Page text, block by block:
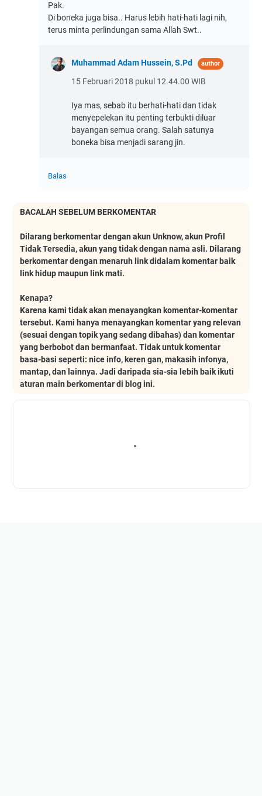
Pak.
Di boneka juga bisa.. Harus lebih hati-hati lagi nih,
terus minta perlindungan sama Allah Swt..
Muhammad Adam Hussein, S.Pd
15 Februari 2018 pukul 12.44.00 WIB
Iya mas, sebab itu berhati-hati dan tidak
menyepelekan itu penting terbukti diluar
bayangan semua orang. Salah satunya
boneka bisa menjadi sarang jin.
Balas
BACALAH SEBELUM BERKOMENTAR
Dilarang berkomentar dengan akun Unknow, akun Profil
Tidak Tersedia, akun yang tidak dengan nama asli. Dilarang
berkomentar dengan menaruh link didalam komentar baik
link hidup maupun link mati.
Kenapa?
Karena kami tidak akan menayangkan komentar-komentar
tersebut. Kami hanya menayangkan komentar yang relevan
(sesuai dengan topik yang sedang dibahas) dan komentar
yang berbobot dan bermanfaat. Tidak untuk komentar
basa-basi seperti: nice info, keren gan, makasih infonya,
mantap, dan lainnya. Jadi daripada sia-sia lebih baik ikuti
aturan main berkomentar di blog ini.